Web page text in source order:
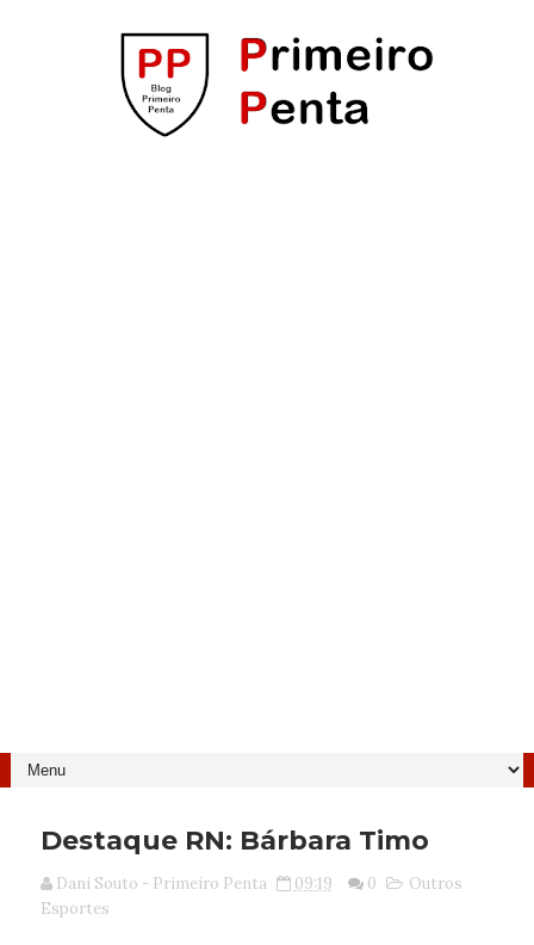
Destaque RN: Bárbara Timo
Dani Souto - Primeiro Penta 09:19 0
Outros
Esportes